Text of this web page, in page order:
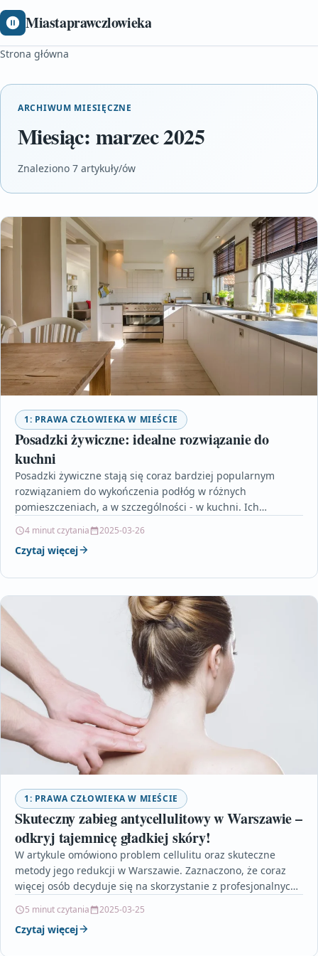
Miastaprawczlowieka
Strona główna
ARCHIWUM MIESIĘCZNE
Miesiąc: marzec 2025
Znaleziono 7 artykuły/ów
1: PRAWA CZŁOWIEKA W MIEŚCIE
Posadzki żywiczne: idealne rozwiązanie do
kuchni
Posadzki żywiczne stają się coraz bardziej popularnym
rozwiązaniem do wykończenia podłóg w różnych
pomieszczeniach, a w szczególności - w kuchni. Ich
4 minut czytania 2025-03-26
Czytaj więcej
1: PRAWA CZŁOWIEKA W MIEŚCIE
Skuteczny zabieg antycellulitowy w Warszawie –
odkryj tajemnicę gładkiej skóry!
W artykule omówiono problem cellulitu oraz skuteczne
metody jego redukcji w Warszawie. Zaznaczono, że coraz
więcej osób decyduje się na skorzystanie z profesjonalnych
5 minut czytania 2025-03-25
Czytaj więcej